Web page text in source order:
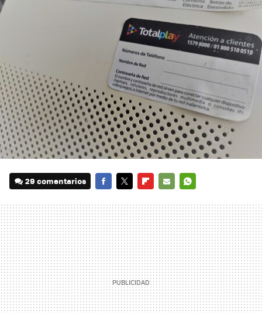
29 comentarios
MAIL